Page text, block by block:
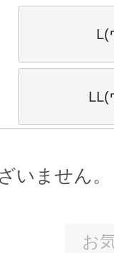
L(
LL(
いません。
お